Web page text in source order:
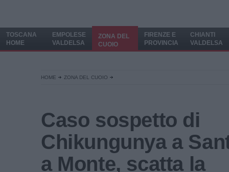
TOSCANA
HOME
EMPOLESE
VALDELSA
ZONA DEL
CUOIO
FIRENZE E
PROVINCIA
CHIANTI
VALDELSA
HOME ZONA DEL CUOIO
Caso sospetto di
Chikungunya a
a Monte, scatta la